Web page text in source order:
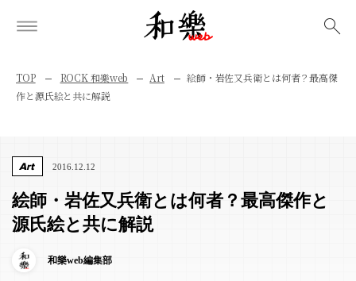
TOP ROCK 和樂web Art
絵師・岩佐又兵衛とは何者？最高傑
作と源氏絵と共に解説
Art 2016.12.12
絵師・岩佐又兵衛とは何者？最高傑作と
源氏絵と共に解説
和樂web編集部